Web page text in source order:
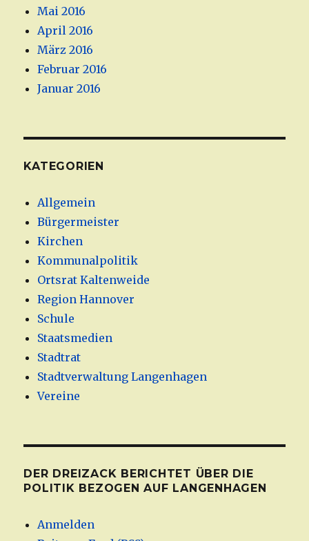
Mai 2016
April 2016
März 2016
Februar 2016
Januar 2016
KATEGORIEN
Allgemein
Bürgermeister
Kirchen
Kommunalpolitik
Ortsrat Kaltenweide
Region Hannover
Schule
Staatsmedien
Stadtrat
Stadtverwaltung Langenhagen
Vereine
DER DREIZACK BERICHTET ÜBER DIE
POLITIK BEZOGEN AUF LANGENHAGEN
Anmelden